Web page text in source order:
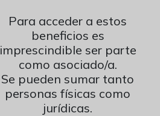
Para acceder a estos
beneficios es
imprescindible ser parte
como asociado/a.
Se pueden sumar tanto
personas físicas como
jurídicas.